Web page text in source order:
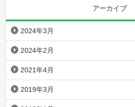
アーカイブ
2024年3月
2024年2月
2021年4月
2019年3月